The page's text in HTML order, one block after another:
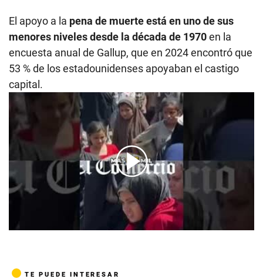
El apoyo a la pena de muerte está en uno de sus
menores niveles desde la década de 1970en la
encuesta anual de Gallup, que en 2024 encontró que
53 % de los estadounidenses apoyaban el castigo
capital.
01:15
TE PUEDE INTERESAR